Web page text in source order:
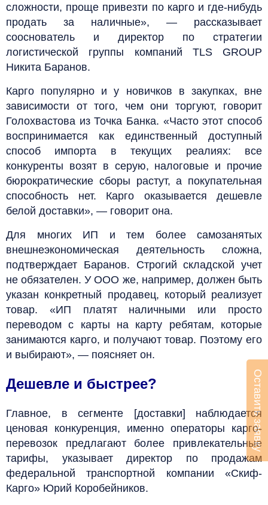
сложности, проще привезти по карго и где-нибудь
продать за наличные», — рассказывает
сооснователь и директор по стратегии
логистической группы компаний TLS GROUP
Никита Баранов.
Карго популярно и у новичков в закупках, вне
зависимости от того, чем они торгуют, говорит
Голохвастова из Точка Банка. «Часто этот способ
воспринимается как единственный доступный
способ импорта в текущих реалиях: все
конкуренты возят в серую, налоговые и прочие
бюрократические сборы растут, а покупательная
способность нет. Карго оказывается дешевле
белой доставки», — говорит она.
Для многих ИП и тем более самозанятых
внешнеэкономическая деятельность сложна,
подтверждает Баранов. Строгий складской учет
не обязателен. У ООО же, например, должен быть
указан конкретный продавец, который реализует
товар. «ИП платят наличными или просто
переводом с карты на карту ребятам, которые
занимаются карго, и получают товар. Поэтому его
и выбирают», — поясняет он.
Дешевле и быстрее?
Главное, в сегменте [доставки] наблюдается
ценовая конкуренция, именно операторы карго-
перевозок предлагают более привлекательные
тарифы, указывает директор по продажам
федеральной транспортной компании «Скиф-
Карго» Юрий Коробейников.
Оставить заявку